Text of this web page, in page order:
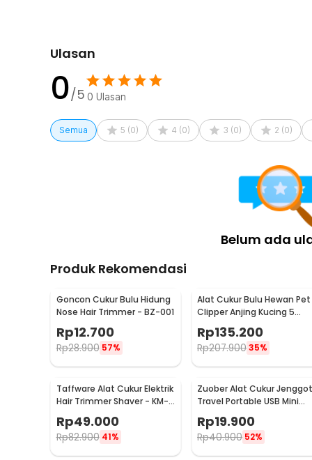
Ulasan
0/5 0 Ulasan
Semua 5 (0) 4 (0) 3 (0) 2 (0)
Belum ada
Produk Rekomendasi
Goncon Cukur Bulu Hidung
Nose Hair Trimmer - BZ-001
Rp12.700
Rp28.900 57%
Alat Cukur Bulu Hewan Pet
Clipper Anjing Kucing 5
Speed 4 Comb 60dB - P2
Rp135.200
Rp207.90035%
Taffware Alat Cukur Elektrik
Hair Trimmer Shaver - KM-
Rp49.000
Rp82.900 41%
Zuober Alat Cukur Jenggot
Travel Portable USB Mini
Rp19.900
Rp40.900 52%